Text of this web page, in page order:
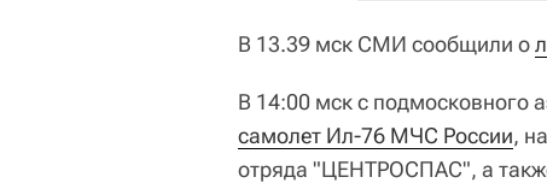
В 13.39 мск СМИ сообщили о
В 14:00 мск с подмосковного
самолет Ил-76 МЧС России,
отряда "ЦЕНТРОСПАС", а